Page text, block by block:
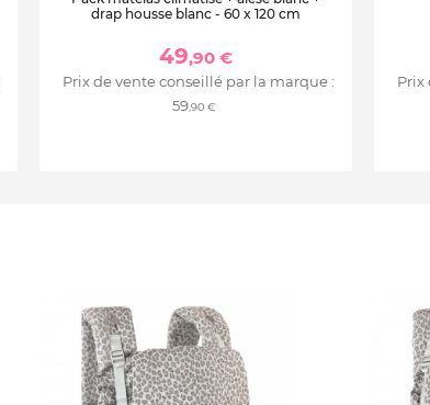
drap housse blanc - 60 x 120 cm
49,90 €
Prix de vente conseillé par la marque :
59,90 €
Prix